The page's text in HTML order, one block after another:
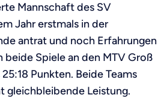
Mannschaft des SV
Jahr erstmals in der
antrat und noch Erfahrungen
beide Spiele an den MTV Groß
Punkten. Beide Teams
gleichbleibende Leistung.